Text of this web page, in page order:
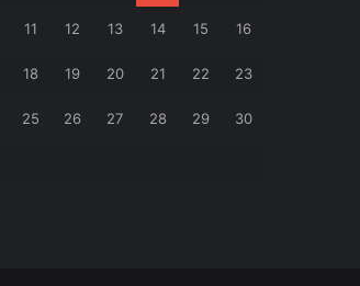
11 12 13 14 15 16
18 19 20 21 22 23
25 26 27 28 29 30